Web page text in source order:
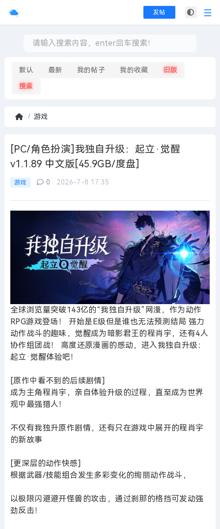
发帖
默认 最新 我的帖子 我的收藏 旧版
搜索
页
游戏
[PC/角色扮演]我独自升级：起立·觉醒
v1.1.89 中文版[45.9GB/度盘]
游戏 0 2026-7-8 17:35
全球浏览量突破143亿的“我独自升级”网漫，作为动作
RPG游戏登场！ 开始是E级但是谁也无法预测结局 强力
动作战斗的趣味，觉醒成为暗影君王的程肖宇，还有4人
协作组团战！ 高度还原漫画的感动，进入我独自升级：
起立·觉醒体验吧！
[原作中看不到的后续剧情]
成为主角程肖宇，亲自体验升级的过程，直至成为世界
观中最强猎人！
不仅有我独升原作剧情，还有只在游戏中展开的程肖宇
的新故事
[更深层的动作快感]
根据武器/技能组合发生多彩变化的绚丽动作战斗，
以极限闪避避开怪兽的攻击，通过刹那的格挡可发动强
劲反击！